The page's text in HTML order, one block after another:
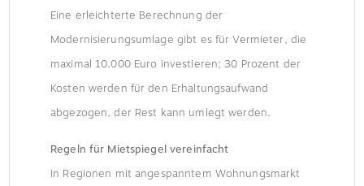
Eine erleichterte Berechnung der
Modernisierungsumlage gibt es für Vermieter, die
maximal 10.000 Euro investieren; 30 Prozent der
Kosten werden für den Erhaltungsaufwand
abgezogen, der Rest kann umlegt werden.
Regeln für Mietspiegel vereinfacht
In Regionen mit angespanntem Wohnungsmarkt